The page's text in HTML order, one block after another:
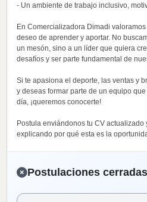
- Un ambiente de trabajo inclusivo,
En Comercializadora Dimadi
deseo de aprender y aportar. No
un mesón, sino a un líder que quiera
desafíos y ser parte fundamental de
Si te apasiona el deporte, las ventas y
y deseas formar parte de un equipo
día, ¡queremos conocerte!
Postula enviándonos tu CV
explicando por qué esta es la
Postulaciones cerradas